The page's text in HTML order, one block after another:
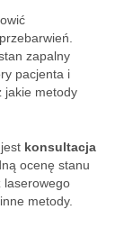
zapalny
pacjenta i
jakie metody
konsultacja
ocenę stanu
laserowego
metody.